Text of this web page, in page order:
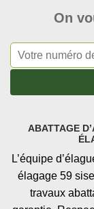
On
ABATTAGE
L’équipe
élagage 59
travaux